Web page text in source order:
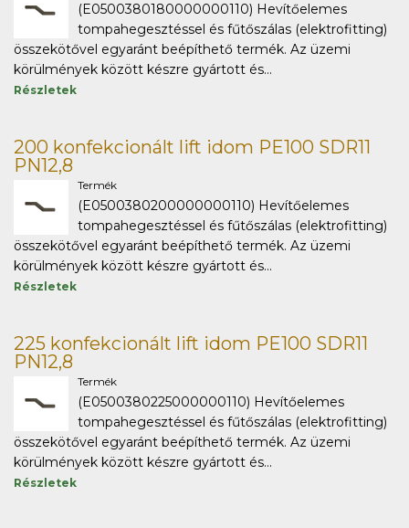
(E0500380180000000110) Hevítőelemes
tompahegesztéssel és fűtőszálas (elektrofitting)
összekötővel egyaránt beépíthető termék. Az üzemi
körülmények között készre gyártott és...
Részletek
200 konfekcionált lift idom PE100 SDR11
PN12,8
Termék
(E0500380200000000110) Hevítőelemes
tompahegesztéssel és fűtőszálas (elektrofitting)
összekötővel egyaránt beépíthető termék. Az üzemi
körülmények között készre gyártott és...
Részletek
225 konfekcionált lift idom PE100 SDR11
PN12,8
Termék
(E0500380225000000110) Hevítőelemes
tompahegesztéssel és fűtőszálas (elektrofitting)
összekötővel egyaránt beépíthető termék. Az üzemi
körülmények között készre gyártott és...
Részletek